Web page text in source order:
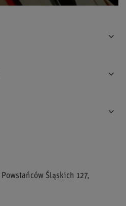
Powstańców Śląskich 127,